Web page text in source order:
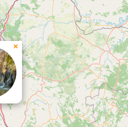
×